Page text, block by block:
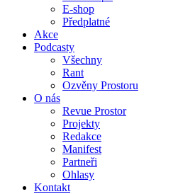
E-shop
Předplatné
Akce
Podcasty
Všechny
Rant
Ozvěny Prostoru
O nás
Revue Prostor
Projekty
Redakce
Manifest
Partneři
Ohlasy
Kontakt